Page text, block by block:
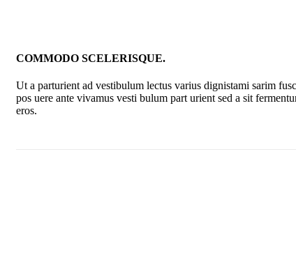
COMMODO SCELERISQUE.
Ut a parturient ad vestibulum lectus varius dignistami sarim
pos uere ante vivamus vesti bulum part urient sed a sit
eros.